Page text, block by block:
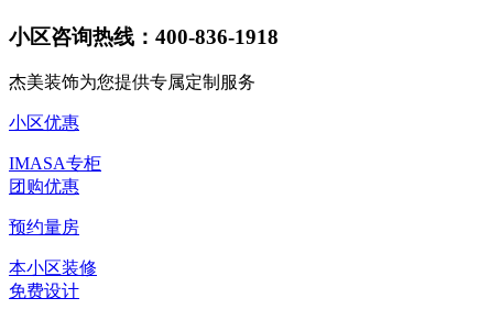
小区咨询热线： 400-836-1918
杰美装饰为您提供专属定制服务
小区优惠
IMASA专柜
团购优惠
预约量房
本小区装修
免费设计